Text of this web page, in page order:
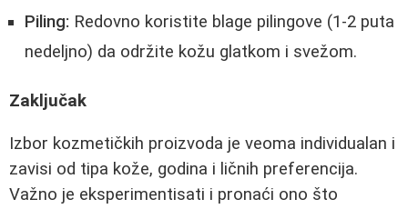
Piling: Redovno koristite blage pilingove (1-2 puta
nedeljno) da održite kožu glatkom i svežom.
Zaključak
Izbor kozmetičkih proizvoda je veoma individualan i
zavisi od tipa kože, godina i ličnih preferencija.
Važno je eksperimentisati i pronaći ono što